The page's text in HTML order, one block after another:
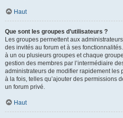
Haut
Que sont les groupes d’utilisateurs ?
Les groupes permettent aux
des invités au forum et à ses
à un ou plusieurs groupes et chaque
gestion des membres par l’intermédiaire
administrateurs de modifier rapidement les
à la fois, telles qu’ajouter des permissions
un forum privé.
Haut